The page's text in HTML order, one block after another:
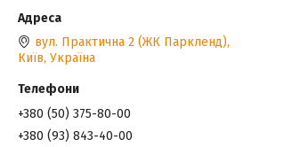
вул. Практична 2 (ЖК Паркленд),
Київ, Україна
+380 (50) 375-80-00
+380 (93) 843-40-00